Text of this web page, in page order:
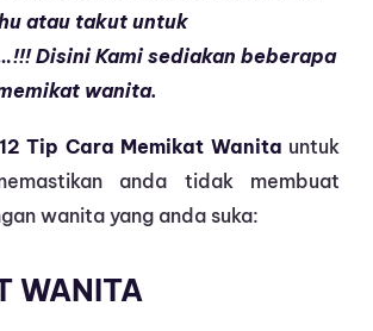
atau takut untuk
Disini Kami sediakan beberapa
wanita.
12 Tip Cara Memikat Wanita untuk
anda tidak membuat
wanita yang anda suka:
WANITA